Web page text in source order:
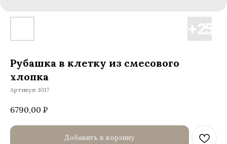
Рубашка в клетку из смесового
хлопка
Артикул: 1017
6790,00 ₽
Добавить в корзину